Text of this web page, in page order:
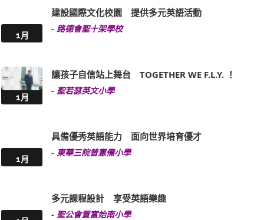
1月
建設國際文化校園 提供多元英語活動
- 路德會聖十架學校
1月
讓孩子自信站上舞台 TOGETHER WE F.L.Y. ！
- 聖若瑟英文小學
1月
具備優秀英語能力 面向世界培育優才
- 東華三院曾憲備小學
多元課程設計 享受英語樂趣
- 聖公會置富始南小學